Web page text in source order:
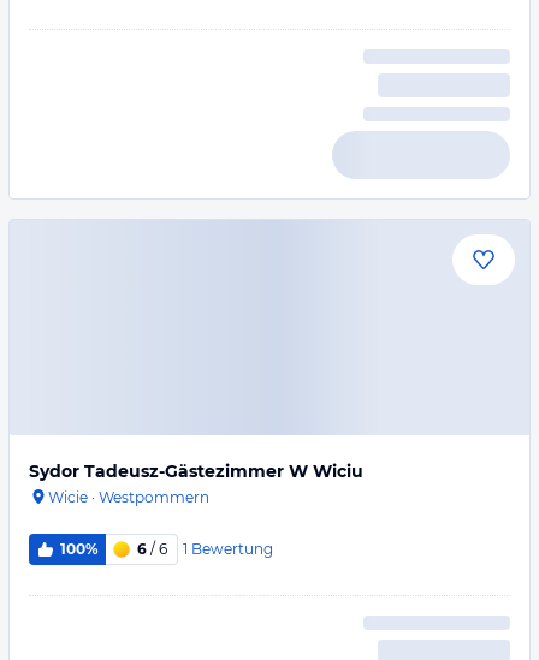
Sydor Tadeusz-Gästezimmer W Wiciu
Wicie · Westpommern
100% 6 / 6 1 Bewertung